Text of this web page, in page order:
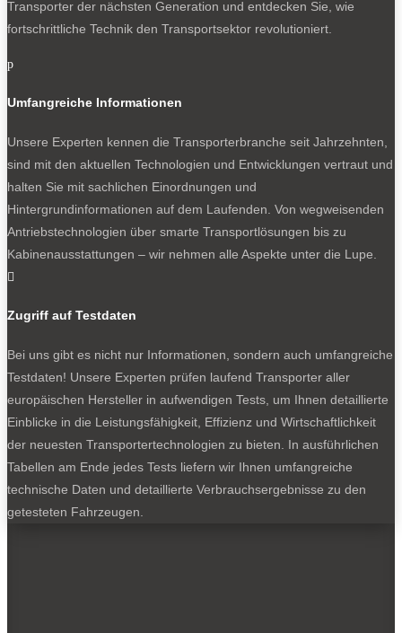
Transporter der nächsten Generation und entdecken Sie, wie
fortschrittliche Technik den Transportsektor revolutioniert.
p
Umfangreiche Informationen
Unsere Experten kennen die Transporterbranche seit Jahrzehnten,
sind mit den aktuellen Technologien und Entwicklungen vertraut und
halten Sie mit sachlichen Einordnungen und
Hintergrundinformationen auf dem Laufenden. Von wegweisenden
Antriebstechnologien über smarte Transportlösungen bis zu
Kabinenausstattungen – wir nehmen alle Aspekte unter die Lupe.

Zugriff auf Testdaten
Bei uns gibt es nicht nur Informationen, sondern auch umfangreiche
Testdaten! Unsere Experten prüfen laufend Transporter aller
europäischen Hersteller in aufwendigen Tests, um Ihnen detaillierte
Einblicke in die Leistungsfähigkeit, Effizienz und Wirtschaftlichkeit
der neuesten Transportertechnologien zu bieten. In ausführlichen
Tabellen am Ende jedes Tests liefern wir Ihnen umfangreiche
technische Daten und detaillierte Verbrauchsergebnisse zu den
getesteten Fahrzeugen.